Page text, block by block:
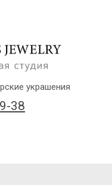
38
украшения